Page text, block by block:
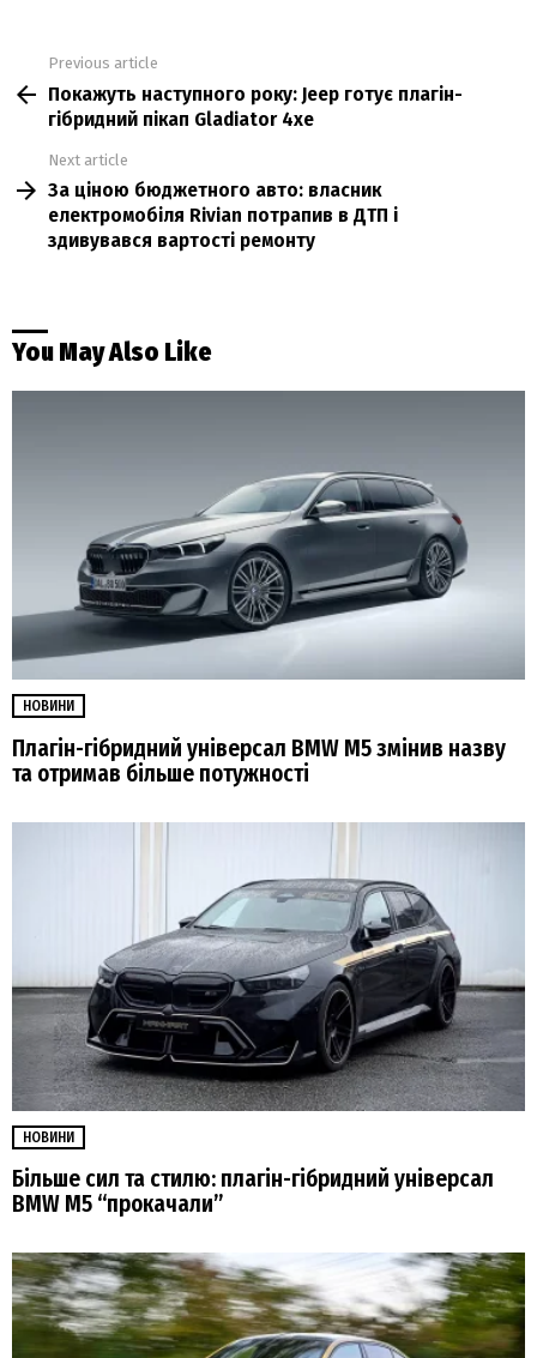
more
Previous article
Покажуть наступного року: Jeep готує плагін-
гібридний пікап Gladiator 4xe
Next article
За ціною бюджетного авто: власник
електромобіля Rivian потрапив в ДТП і
здивувався вартості ремонту
You May Also Like
НОВИНИ
Плагін-гібридний універсал BMW M5 змінив назву
та отримав більше потужності
НОВИНИ
Більше сил та стилю: плагін-гібридний універсал
BMW M5 “прокачали”